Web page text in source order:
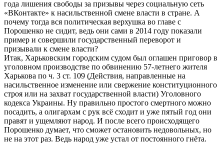
года лишения свободы за призывы через социальную сеть
«ВКонтакте» к насильственной смене власти в стране. А
почему тогда вся политическая верхушка во главе с
Порошенко не сидит, ведь они сами в 2014 году показали
пример и совершили государственный переворот и
призывали к смене власти?
Итак, Харьковским городским судом был оглашен приговор в
уголовном производстве по обвинению 57-летнего жителя
Харькова по ч. 3 ст. 109 (Действия, направленные на
насильственное изменение или свержение конституционного
строя или на захват государственной власти) Уголовного
кодекса Украины. Ну правильно простого смертного можно
посадить, а олигархам с рук всё сходит и уже пятый год они
правят и ущемляют народ. И после всего происходящего
Порошенко думает, что сможет остановить недовольных, но
не на этот раз. Ведь народ уже устал от постоянного гнёта.